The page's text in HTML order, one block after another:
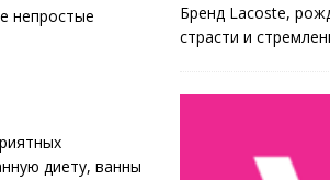
непростые
диету, ванны
Бренд Lacoste,
страсти и